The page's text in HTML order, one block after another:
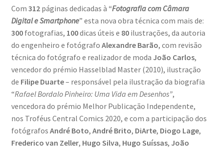
Dicas
Dicas de Fotografia
Dicas Photoshop
FEIRA DO LIVRO: Última semana da Campanha 50-15
Livros gratuitos de Fotografia
Patrocínio a DICAS DE FOTOGRAFIA
Com 312páginas dedicadas à “Fotografia com Câmara
Digital e Smartphone” esta nova obra técnica com mais de:
300fotografias, 100dicas úteis e 80ilustrações, da autoria
do engenheiro e fotógrafo Alexandre Barão, com revisão
técnica do fotógrafo e realizador de moda João Carlos,
vencedor do prémio Hasselblad Master (2010), ilustração
de Filipe Duarte– responsável pela ilustração da biografia
“Rafael Bordalo Pinheiro: Uma Vida em Desenhos”,
vencedora do prémio Melhor Publicação Independente,
nos Troféus Central Comics 2020, e com a participação dos
fotógrafos André Boto, André Brito, DiArte, Diogo Lage,
Frederico van Zeller, Hugo Silva, Hugo Suíssas, João